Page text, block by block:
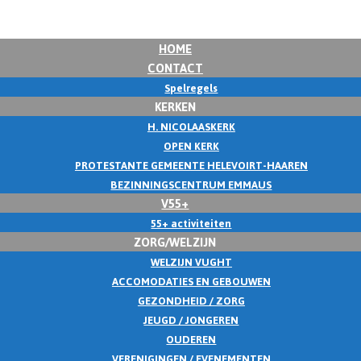
HOME
CONTACT
Spelregels
KERKEN
H. NICOLAASKERK
OPEN KERK
PROTESTANTE GEMEENTE HELEVOIRT-HAAREN
BEZINNINGSCENTRUM EMMAUS
V55+
55+ activiteiten
ZORG/WELZIJN
WELZIJN VUGHT
ACCOMODATIES EN GEBOUWEN
GEZONDHEID / ZORG
JEUGD / JONGEREN
OUDEREN